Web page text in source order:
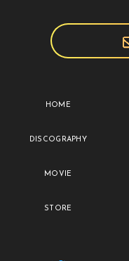
HOME
DISCOGRAPHY
MOVIE
STORE